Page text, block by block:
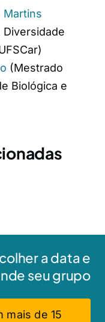
Martins
(Mestrado
Biológica e
a data e
seu grupo
mais de 15